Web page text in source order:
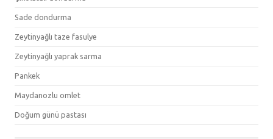
Sade dondurma
Zeytinyağlı taze fasulye
Zeytinyağlı yaprak sarma
Pankek
Maydanozlu omlet
Doğum günü pastası